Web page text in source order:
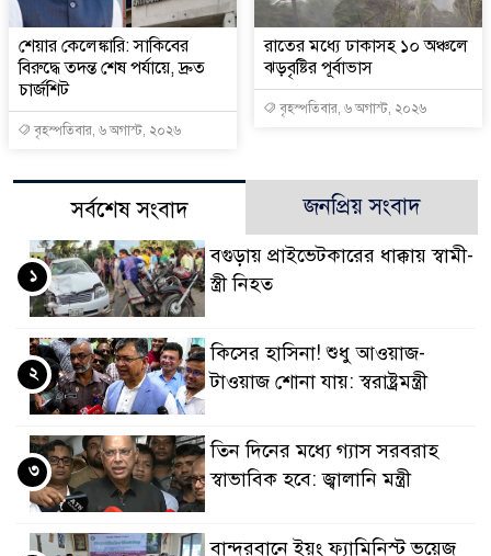
শেয়ার কেলেঙ্কারি: সাকিবের
বিরুদ্ধে তদন্ত শেষ পর্যায়ে, দ্রুত
চার্জশিট
বৃহস্পতিবার, ৬ অগাস্ট, ২০২৬
রাতের মধ্যে ঢাকাসহ ১০ অঞ্চলে
ঝড়বৃষ্টির পূর্বাভাস
বৃহস্পতিবার, ৬ অগাস্ট, ২০২৬
সর্বশেষ সংবাদ জনপ্রিয় সংবাদ
বগুড়ায় প্রাইভেটকারের ধাক্কায় স্বামী-
স্ত্রী নিহত
১
কিসের হাসিনা! শুধু আওয়াজ-
টাওয়াজ শোনা যায়: স্বরাষ্ট্রমন্ত্রী
২
তিন দিনের মধ্যে গ্যাস সরবরাহ
স্বাভাবিক হবে: জ্বালানি মন্ত্রী
৩
বান্দরবানে ইয়ং ফ্যামিনিস্ট ভয়েজ